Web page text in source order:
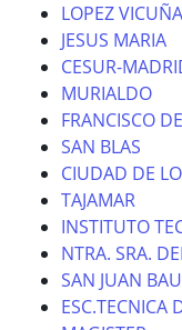
LOPEZ VICUÑA
JESUS MARIA
CESUR-
MURIALDO
FRANCISCO
SAN BLAS
CIUDAD DE
TAJAMAR
INSTITUTO
NTRA. SRA.
SAN JUAN
ESC.TECNICA